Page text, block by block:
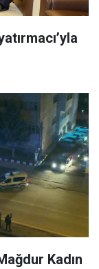
Kadın